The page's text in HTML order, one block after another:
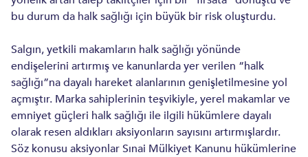
bu durum da halk sağlığı için büyük bir risk oluşturdu.
Salgın, yetkili makamların halk sağlığı yönünde
endişelerini artırmış ve kanunlarda yer verilen “halk
sağlığı”na dayalı hareket alanlarının genişletilmesine yol
açmıştır. Marka sahiplerinin teşvikiyle, yerel makamlar ve
emniyet güçleri halk sağlığı ile ilgili hükümlere dayalı
olarak resen aldıkları aksiyonların sayısını artırmışlardır.
Söz konusu aksiyonlar Sınai Mülkiyet Kanunu hükümlerine